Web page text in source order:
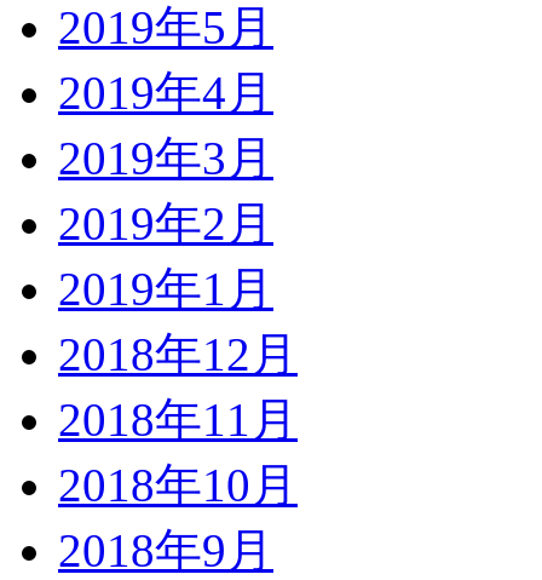
2019年5月
2019年4月
2019年3月
2019年2月
2019年1月
2018年12月
2018年11月
2018年10月
2018年9月